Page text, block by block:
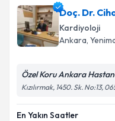
Doç. Dr.
Kardiyoloji
Ankara,
Özel Koru Ankara
Kızılırmak, 1450. Sk. No:13,
En Yakın Saatler